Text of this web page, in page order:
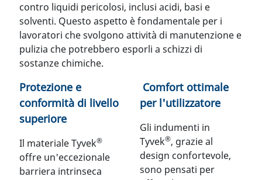
contro liquidi pericolosi, inclusi acidi, basi e
solventi. Questo aspetto è fondamentale per i
lavoratori che svolgono attività di manutenzione e
pulizia che potrebbero esporli a schizzi di
sostanze chimiche.
Protezione e
conformità di livello
superiore
Il materiale Tyvek®
offre un'eccezionale
barriera intrinseca
Comfort ottimale
per l'utilizzatore
Gli indumenti in
Tyvek®, grazie al
design confortevole,
sono pensati per